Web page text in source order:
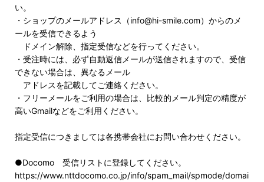
い。
・ショップのメールアドレス（info@hi-smile.com）からのメ
ールを受信できるよう
ドメイン解除、指定受信などを行ってください。
・受注時には、必ず自動返信メールが送信されますので、受信
できない場合は、異なるメール
アドレスを記載してご連絡ください。
・フリーメールをご利用の場合は、比較的メール判定の精度が
高いGmailなどをご利用ください。
指定受信につきましては各携帯会社にお問い合わせください。
●Docomo 受信リストに登録してください。
https://www.nttdocomo.co.jp/info/spam_mail/spmode/domai